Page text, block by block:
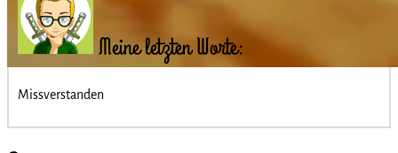
Meine letzten Worte:
Missverstanden